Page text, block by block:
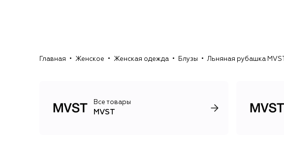
Главная Женское Женская одежда Блузы Льняная рубашка MVST
Все товары
MVST